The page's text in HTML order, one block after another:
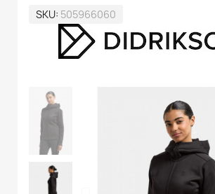
SKU 505966060